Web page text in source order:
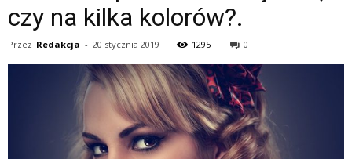
czy na kilka kolorów?.
Przez Redakcja - 20 stycznia 2019 1295 0